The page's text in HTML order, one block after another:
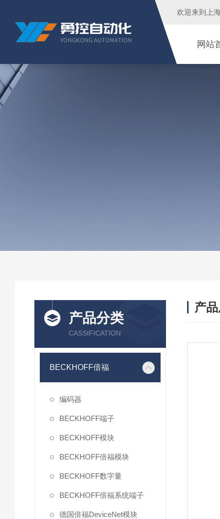
欢迎来到 上
网站
产品分类
CASSIFICATION
BECKHOFF倍福
编码器
BECKHOFF端子
BECKHOFF模块
BECKHOFF倍福模块
BECKHOFF数字量
BECKHOFF倍福系统端子
德国倍福DeviceNet模块
产